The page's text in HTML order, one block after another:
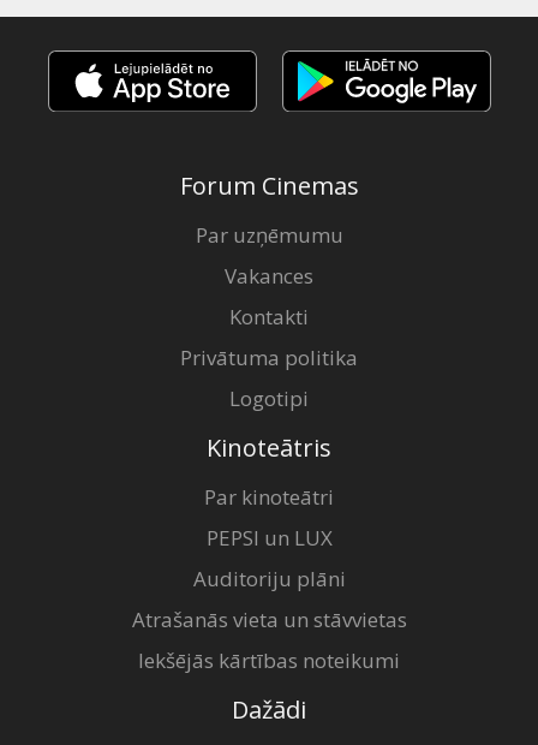
Forum Cinemas
Par uzņēmumu
Vakances
Kontakti
Privātuma politika
Logotipi
Kinoteātris
Par kinoteātri
PEPSI un LUX
Auditoriju plāni
Atrašanās vieta un stāvvietas
Iekšējās kārtības noteikumi
Dažādi